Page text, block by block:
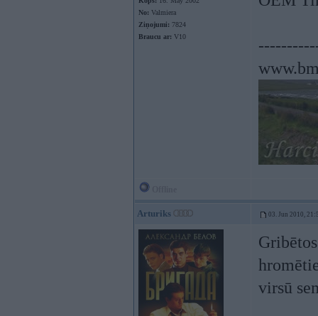
No: Valmiera
Ziņojumi: 7824
Braucu ar: V10
Arturiks 03. Jun 2010,
virsū